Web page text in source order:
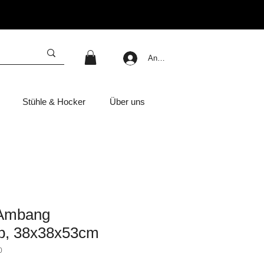
Stühle & Hocker Über uns
Anmelden
38x38x53cm